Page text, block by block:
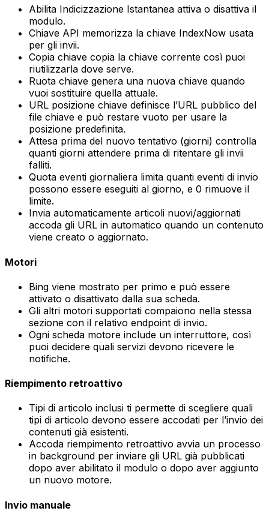
Abilita Indicizzazione Istantanea attiva o disattiva il
modulo.
Chiave API memorizza la chiave IndexNow usata
per gli invii.
Copia chiave copia la chiave corrente così puoi
riutilizzarla dove serve.
Ruota chiave genera una nuova chiave quando
vuoi sostituire quella attuale.
URL posizione chiave definisce l’URL pubblico del
file chiave e può restare vuoto per usare la
posizione predefinita.
Attesa prima del nuovo tentativo (giorni) controlla
quanti giorni attendere prima di ritentare gli invii
falliti.
Quota eventi giornaliera limita quanti eventi di invio
possono essere eseguiti al giorno, e 0 rimuove il
limite.
Invia automaticamente articoli nuovi/aggiornati
accoda gli URL in automatico quando un contenuto
viene creato o aggiornato.
Motori
Bing viene mostrato per primo e può essere
attivato o disattivato dalla sua scheda.
Gli altri motori supportati compaiono nella stessa
sezione con il relativo endpoint di invio.
Ogni scheda motore include un interruttore, così
puoi decidere quali servizi devono ricevere le
notifiche.
Riempimento retroattivo
Tipi di articolo inclusi ti permette di scegliere quali
tipi di articolo devono essere accodati per l’invio dei
contenuti già esistenti.
Accoda riempimento retroattivo avvia un processo
in background per inviare gli URL già pubblicati
dopo aver abilitato il modulo o dopo aver aggiunto
un nuovo motore.
Invio manuale